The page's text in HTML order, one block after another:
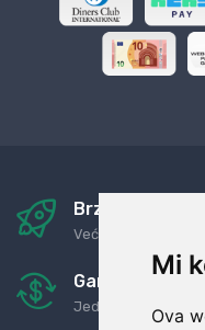
Mi
Ova
Brza i sigurna
Već za nekoliko
Garancija u
Jednostavno